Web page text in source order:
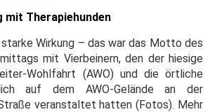
mit Therapiehunden
Wirkung – das war das Motto des
mit Vierbeinern, den der hiesige
Wohlfahrt (AWO) und die örtliche
auf dem AWO-Gelände an der
veranstaltet hatten (Fotos). Mehr